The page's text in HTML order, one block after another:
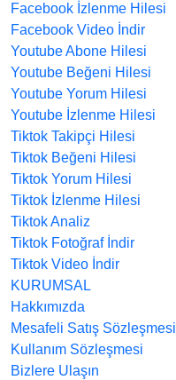
Facebook İzlenme Hilesi
Facebook Video İndir
Youtube Abone Hilesi
Youtube Beğeni Hilesi
Youtube Yorum Hilesi
Youtube İzlenme Hilesi
Tiktok Takipçi Hilesi
Tiktok Beğeni Hilesi
Tiktok Yorum Hilesi
Tiktok İzlenme Hilesi
Tiktok Analiz
Tiktok Fotoğraf İndir
Tiktok Video İndir
KURUMSAL
Hakkımızda
Mesafeli Satış Sözleşmesi
Kullanım Sözleşmesi
Bizlere Ulaşın